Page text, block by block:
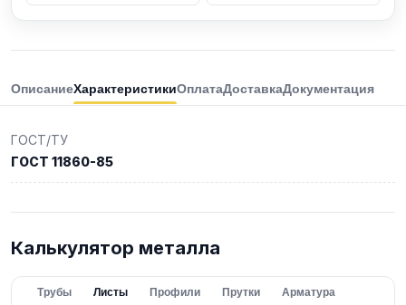
ОписаниеХарактеристикиОплатаДоставкаДокументация
ГОСТ/ТУ
ГОСТ 11860-85
Калькулятор металла
Трубы Листы Профили Прутки Арматура